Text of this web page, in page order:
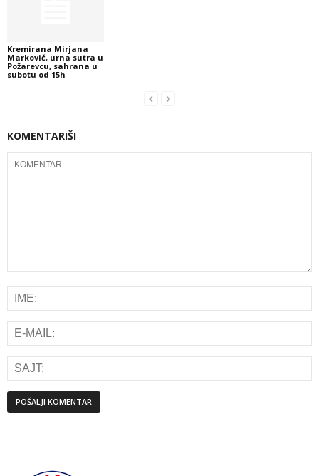
Kremirana Mirjana
Marković, urna sutra u
Požarevcu, sahrana u
subotu od 15h
KOMENTARIŠI